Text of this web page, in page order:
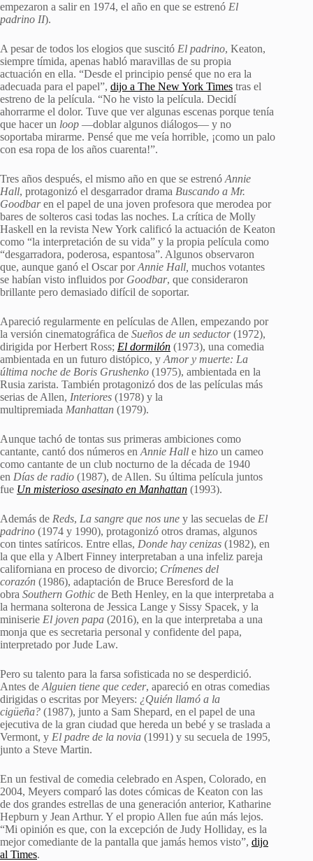
empezaron a salir en 1974, el año en que se estrenó El
padrino II).
A pesar de todos los elogios que suscitó El padrino, Keaton,
siempre tímida, apenas habló maravillas de su propia
actuación en ella. “Desde el principio pensé que no era la
adecuada para el papel”, dijo a The New York Times tras el
estreno de la película. “No he visto la película. Decidí
ahorrarme el dolor. Tuve que ver algunas escenas porque tenía
que hacer un loop —doblar algunos diálogos— y no
soportaba mirarme. Pensé que me veía horrible, ¡como un palo
con esa ropa de los años cuarenta!”.
Tres años después, el mismo año en que se estrenó Annie
Hall, protagonizó el desgarrador drama Buscando a Mr.
Goodbaren el papel de una joven profesora que merodea por
bares de solteros casi todas las noches. La crítica de Molly
Haskell en la revista New York calificó la actuación de Keaton
como “la interpretación de su vida” y la propia película como
“desgarradora, poderosa, espantosa”. Algunos observaron
que, aunque ganó el Oscar porAnnie Hall, muchos votantes
se habían visto influidos por Goodbar, que consideraron
brillante pero demasiado difícil de soportar.
Apareció regularmente en películas de Allen, empezando por
la versión cinematográfica de Sueños de un seductor(1972),
dirigida por Herbert Ross; El dormilón (1973), una comedia
ambientada en un futuro distópico, y Amor y muerte: La
última noche de Boris Grushenko (1975), ambientada en la
Rusia zarista. También protagonizó dos de las películas más
serias de Allen, Interiores (1978) y la
multipremiada Manhattan (1979).
Aunque tachó de tontas sus primeras ambiciones como
cantante, cantó dos números en Annie Hall e hizo un cameo
como cantante de un club nocturno de la década de 1940
en Días de radio (1987), de Allen. Su última película juntos
fue Un misterioso asesinato en Manhattan (1993).
Además de Reds, La sangre que nos une y las secuelas de El
padrino (1974 y 1990), protagonizó otros dramas, algunos
con tintes satíricos. Entre ellas, Donde hay cenizas (1982), en
la que ella y Albert Finney interpretaban a una infeliz pareja
californiana en proceso de divorcio; Crímenes del
corazón (1986), adaptación de Bruce Beresford de la
obra Southern Gothic de Beth Henley, en la que interpretaba a
la hermana solterona de Jessica Lange y Sissy Spacek, y la
miniserie El joven papa (2016), en la que interpretaba a una
monja que es secretaria personal y confidente del papa,
interpretado por Jude Law.
Pero su talento para la farsa sofisticada no se desperdició.
Antes de Alguien tiene que ceder, apareció en otras comedias
dirigidas o escritas por Meyers: ¿Quién llamó a la
cigüeña? (1987), junto a Sam Shepard, en el papel de una
ejecutiva de la gran ciudad que hereda un bebé y se traslada a
Vermont, y El padre de la novia (1991) y su secuela de 1995,
junto a Steve Martin.
En un festival de comedia celebrado en Aspen, Colorado, en
2004, Meyers comparó las dotes cómicas de Keaton con las
de dos grandes estrellas de una generación anterior, Katharine
Hepburn y Jean Arthur. Y el propio Allen fue aún más lejos.
“Mi opinión es que, con la excepción de Judy Holliday, es la
mejor comediante de la pantalla que jamás hemos visto”, dijo
al Times.